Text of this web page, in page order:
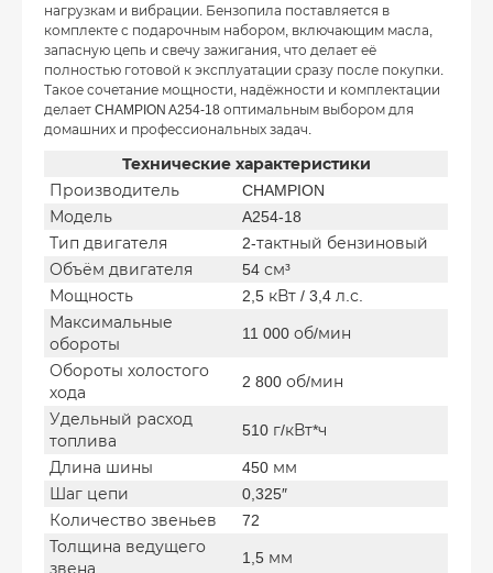
нагрузкам и вибрации. Бензопила поставляется в
комплекте с подарочным набором, включающим масла,
запасную цепь и свечу зажигания, что делает её
полностью готовой к эксплуатации сразу после покупки.
Такое сочетание мощности, надёжности и комплектации
делает CHAMPION A254-18 оптимальным выбором для
домашних и профессиональных задач.
Технические характеристики
Производитель
CHAMPION
Модель
A254-18
Тип двигателя
2-тактный бензиновый
Объём двигателя
54 см³
Мощность
2,5 кВт / 3,4 л.с.
Максимальные
обороты
11 000 об/мин
Обороты холостого
хода
2 800 об/мин
Удельный расход
топлива
510 г/кВт*ч
Длина шины
450 мм
Шаг цепи
0,325″
Количество звеньев
72
Толщина ведущего
звена
1,5 мм